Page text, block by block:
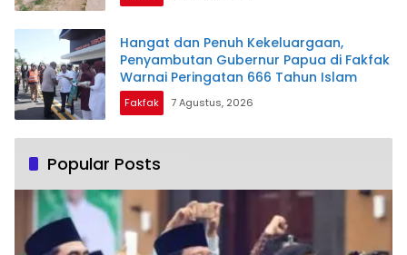
Hangat dan Penuh Kekeluargaan,
Penyambutan Gubernur Papua di Fakfak
Warnai Peringatan 666 Tahun Islam
Fakfak 7 Agustus, 2026
Popular Posts